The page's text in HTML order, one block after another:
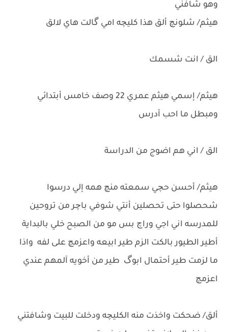
وهو شافني
هيثم/ شلونچ ألق هذا كليچه امي گالت هاي لالق
الق / انت شسمك
هيثم/ إسمي هيثم عمري 22 وصف خامس أبتدائي
ومبطل ما احب أدرس
الق / اني هم اضوج من الدراسة
هيثم/ أحسن حچي سمعته منچ همه إلي درسوا
شحصلوا حتى تحصلين أنتي شوفي باچر من تروحين
للمدرسه اني اجي وراچ بس مو من الصبح خلي بالبداية
أطير الطيور بالكت الزم طير ابيعه واعزمچ على لفه واذا
ما لزمت طير أحتمال ابوگ طير من أخويه آلمهم عندي
اعزمچ
ألق/ ضحكت واخذت منه الكليچه ودخلت للبيت وشافتني